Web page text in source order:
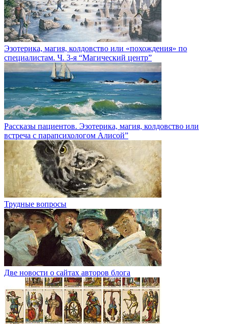
Эзотерика, магия, колдовство или «похождения» по
специалистам. Ч. 3-я “Магический центр”
Рассказы пациентов. Эзотерика, магия, колдовство или
встреча с парапсихологом Алисой”
Трудные вопросы
Две новости о сайтах авторов блога